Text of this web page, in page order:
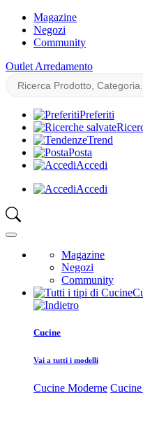
Magazine
Negozi
Community
Outlet Arredamento
Preferiti
Trend
Posta
Accedi
Accedi
Magazine
Negozi
Community
Cucine
Vai a tutti i modelli
Cucine Moderne